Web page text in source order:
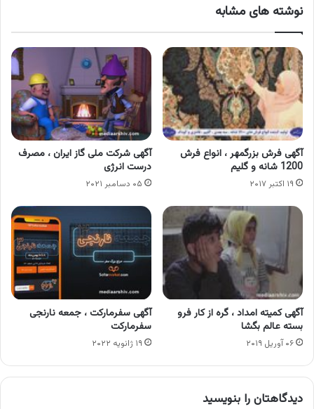
نوشته های مشابه
آگهی فرش بزرگمهر ، انواع فرش
1200 شانه و گلیم
۱۹ اکتبر ۲۰۱۷
آگهی شرکت ملی گاز ایران ، مصرف
درست انرژی
۰۵ دسامبر ۲۰۲۱
آگهی کمیته امداد ، گره از کار فرو
بسته عالم بگشا
۰۶ آوریل ۲۰۱۹
آگهی سفرمارکت ، جمعه نارنجی
سفرمارکت
۱۹ ژانویه ۲۰۲۲
دیدگاهتان را بنویسید